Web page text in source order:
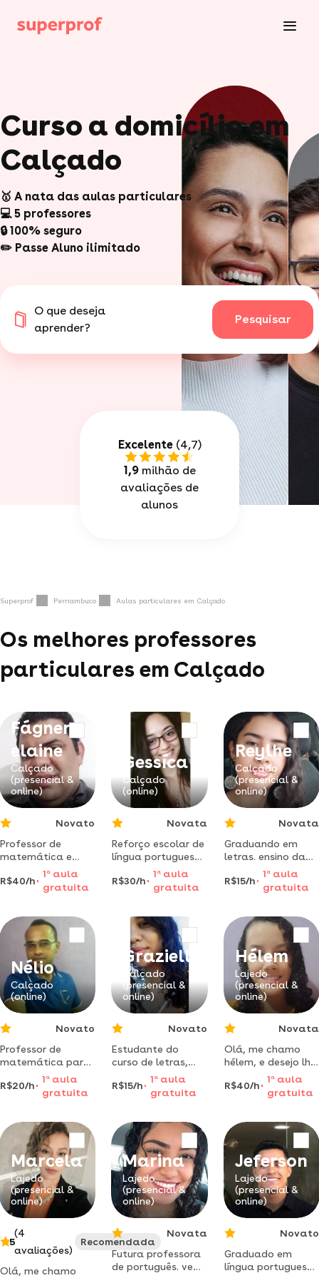
Curso a domicílio em
Calçado
🥇 A nata das aulas particulares
💻 5 professores
🔒 100% seguro
✏️ Passe Aluno ilimitado
O que deseja
aprender?
Pesquisar
Excelente(4,7)
1,9milhão de
avaliações de
alunos
Superprof Pernambuco Aulas particulares em Calçado
Os melhores professores
particulares em Calçado
Fágner
elaine
Calçado
(presencial &
online)
Novato
Professor de
matemática e
física formado em
engenharia
elétrica pós-
sistema de
potência
R$40/h
1 aaula
gratuita
Gessíca
Calçado
(online)
Novata
Reforço escolar de
língua portuguesa.
as aulas são,
também, para
quem quer
escrita de
redação.
R$30/h
1 a aula
gratuita
Reylhe
Calçado
(presencial &
online)
Novata
Graduando em
letras. ensino da
gramática da
língua portuguesa
pautado na
muitos exercícios
de fixação!
R$15/h
1 aaula
gratuita
Nélio
Calçado
(online)
Novato
Professor de
matemática para
de reforço em
cálculo, álgebra,
geometria,
outros...
R$20/h
1 aaula
gratuita
Grazielly
Calçado
(presencial &
online)
Novato
Estudante do
curso de letras,
tenho 18 anos
atuo como
professora
fundamental 2 ao
eja, sou de
pernambuco
pretendo lecionar
na matareria de
português
R$15/h
1 a aula
gratuita
Hélem
Lajedo
(presencial &
online)
Novata
Olá, me chamo
hélem, e desejo lhe
ajudar a alcancar
seus objetivos,
com aulas de
preço acessível,e
disponho de um
R$40/h
1 aaula
gratuita
Marcela
Lajedo
(presencial &
online)
5
(4
avaliações)
Recomendada
Olá, me chamo
Marina
Lajedo
(presencial &
online)
Novata
Futura professora
de português. vem
Jeferson
Lajedo
(presencial &
online)
Novato
Graduado em
língua portuguesa